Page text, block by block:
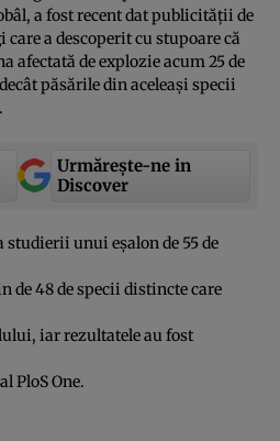
a fost recent dat publicităţii de
a descoperit cu stupoare că
afectată de explozie acum 25 de
păsările din aceleaşi specii
Urmărește-ne in
Discover
unui eşalon de 55 de
de 48 de specii distincte care
iar rezultatele au fost
PloS One.